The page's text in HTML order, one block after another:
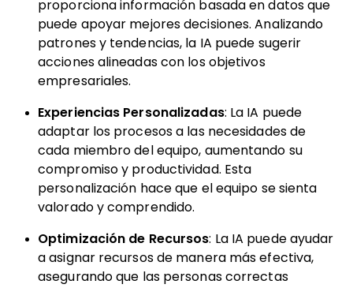
proporciona información basada en datos que
puede apoyar mejores decisiones. Analizando
patrones y tendencias, la IA puede sugerir
acciones alineadas con los objetivos
empresariales.
Experiencias Personalizadas: La IA puede
adaptar los procesos a las necesidades de
cada miembro del equipo, aumentando su
compromiso y productividad. Esta
personalización hace que el equipo se sienta
valorado y comprendido.
Optimización de Recursos: La IA puede ayudar
a asignar recursos de manera más efectiva,
asegurando que las personas correctas